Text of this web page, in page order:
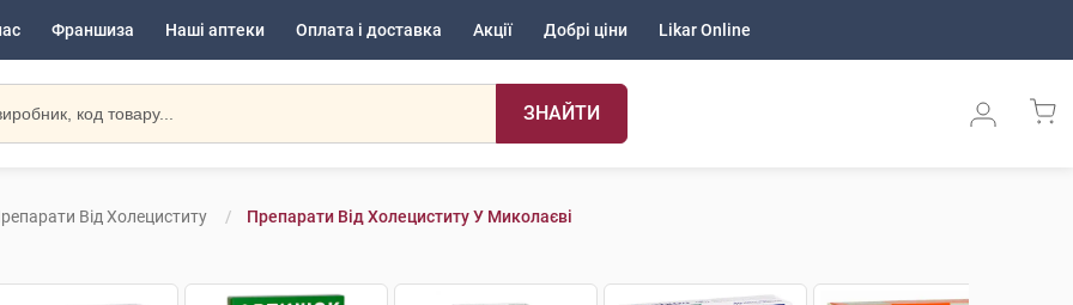
Франшиза Наші аптеки Оплата і доставка Акції Добрі ціни Likar Online
ЗНАЙТИ
Від Холециститу Препарати Від Холециститу У Миколаєві